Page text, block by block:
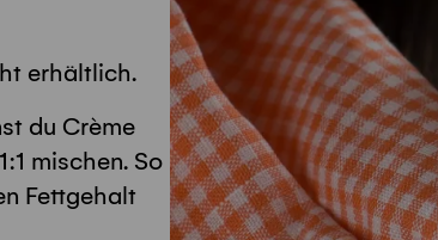
erhältlich.
du Crème
mischen. So
Fettgehalt